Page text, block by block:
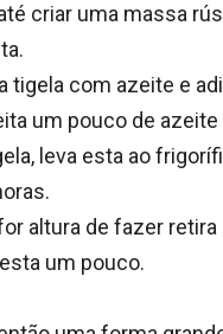
criar uma massa
tigela com azeite e
um pouco de
leva esta ao
altura de fazer retira
um pouco.